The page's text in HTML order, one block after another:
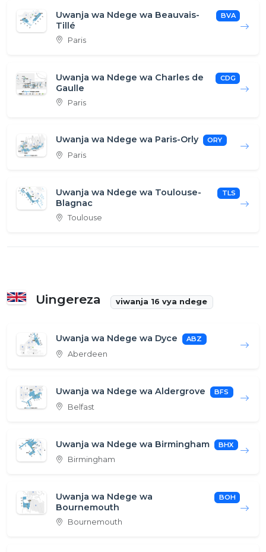
Uwanja wa Ndege wa Beauvais-
Tillé
BVA
Paris
Uwanja wa Ndege wa Charles de
Gaulle
CDG
Paris
Uwanja wa Ndege wa Paris-Orly ORY
Paris
Uwanja wa Ndege wa Toulouse-
Blagnac
TLS
Toulouse
Uingereza viwanja 16 vya ndege
Uwanja wa Ndege wa Dyce ABZ
Aberdeen
Uwanja wa Ndege wa Aldergrove BFS
Belfast
Uwanja wa Ndege wa Birmingham BHX
Birmingham
Uwanja wa Ndege wa
Bournemouth
BOH
Bournemouth